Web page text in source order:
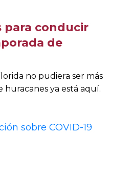
para conducir
de
no pudiera ser más
huracanes ya está aquí.